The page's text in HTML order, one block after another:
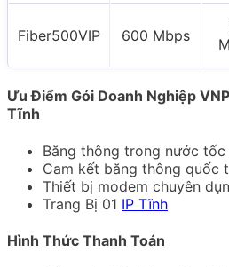
Fiber500VIP 600 Mbps
Ưu Điểm Gói Doanh Nghiệp
Tĩnh
Băng thông trong nước
Cam kết băng thông quốc
Thiết bị modem chuyên
Trang Bị 01 IP Tĩnh
Hình Thức Thanh Toán